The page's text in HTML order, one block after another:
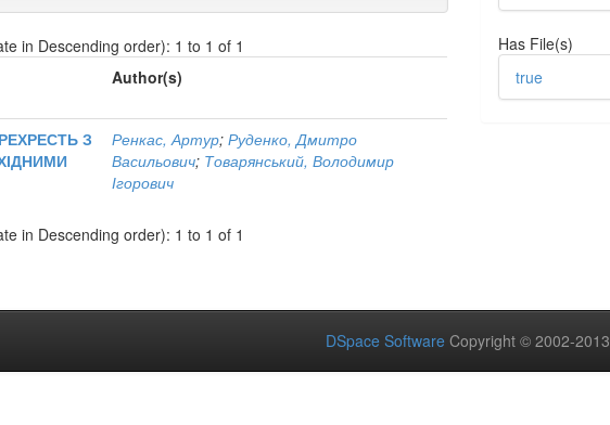
in Descending order): 1 to 1 of 1
Author(s)
З
Ренкас, Артур;Руденко, Дмитро
Васильович; Товарянський, Володимир
Ігорович
in Descending order): 1 to 1 of 1
Has File(s)
true
DSpace Software Copyright © 2002-2013